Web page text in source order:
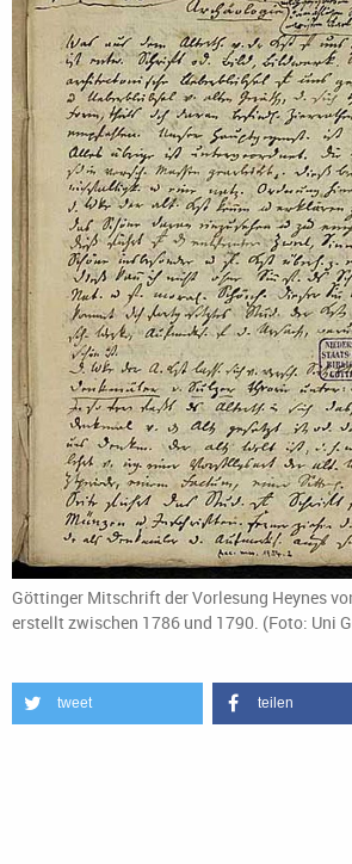
Göttinger Mitschrift der Vorlesung Heynes
erstellt zwischen 1786 und 1790. (Foto: Uni
tweet teilen